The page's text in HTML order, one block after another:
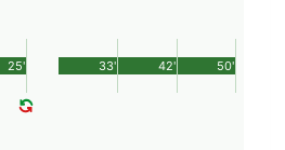
25' 50'
33' 42'